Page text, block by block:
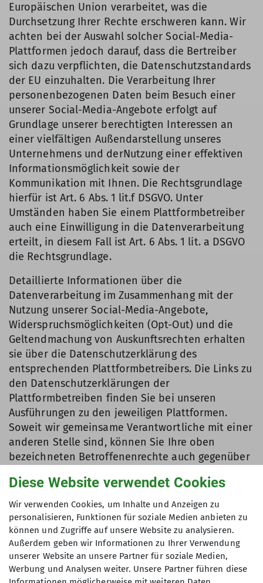
Europäischen Union verarbeitet, was die
Durchsetzung Ihrer Rechte erschweren kann. Wir
achten bei der Auswahl solcher Social-Media-
Plattformen jedoch darauf, dass die Bertreiber
sich dazu verpflichten, die Datenschutzstandards
der EU einzuhalten. Die Verarbeitung Ihrer
personenbezogenen Daten beim Besuch einer
unserer Social-Media-Angebote erfolgt auf
Grundlage unserer berechtigten Interessen an
einer vielfältigen Außendarstellung unseres
Unternehmens und derNutzung einer effektiven
Informationsmöglichkeit sowie der
Kommunikation mit Ihnen. Die Rechtsgrundlage
hierfür ist Art. 6 Abs. 1 lit.f DSGVO. Unter
Umständen haben Sie einem Plattformbetreiber
auch eine Einwilligung in die Datenverarbeitung
erteilt, in diesem Fall ist Art. 6 Abs. 1 lit. a DSGVO
die Rechtsgrundlage.
Detaillierte Informationen über die
Datenverarbeitung im Zusammenhang mit der
Nutzung unserer Social-Media-Angebote,
Widerspruchsmöglichkeiten (Opt-Out) und die
Geltendmachung von Auskunftsrechten erhalten
sie über die Datenschutzerklärung des
entsprechenden Plattformbetreibers. Die Links zu
den Datenschutzerklärungen der
Plattformbetreiben finden Sie bei unseren
Ausführungen zu den jeweiligen Plattformen.
Soweit wir gemeinsame Verantwortliche mit einer
anderen Stelle sind, können Sie Ihre oben
bezeichneten Betroffenenrechte auch gegenüber
bei der für diese Stelle zuständigen
Aufsichtsbehörde beschweren.
Verwendung des Kontaktformulars
Den Nutzern steht auf der Website ein
Kontaktformular für Anfragen an die Sektion zur
Diese Website verwendet Cookies
Wir verwenden Cookies, um Inhalte und Anzeigen zu
personalisieren, Funktionen für soziale Medien anbieten zu
können und Zugriffe auf unsere Website zu analysieren.
Außerdem geben wir Informationen zu Ihrer Verwendung
unserer Website an unsere Partner für soziale Medien,
Werbung und Analysen weiter. Unsere Partner führen diese